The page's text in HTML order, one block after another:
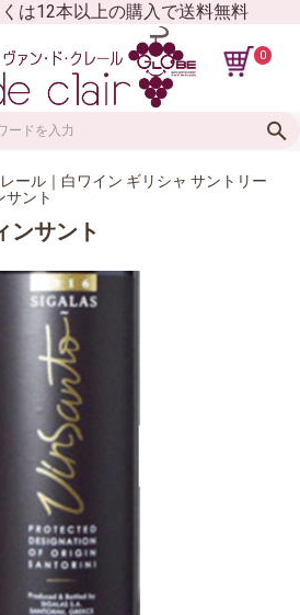
は12本以上の購入で送料無料
0
ール｜白ワイン ギリシャ サントリー
サント
ンサント